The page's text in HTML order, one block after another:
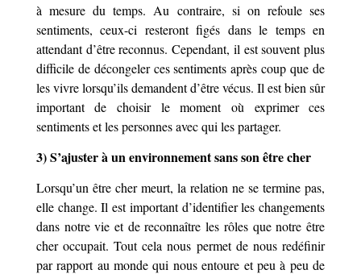
à mesure du temps. Au contraire, si on refoule ses
sentiments, ceux-ci resteront figés dans le temps en
attendant d’être reconnus. Cependant, il est souvent plus
difficile de décongeler ces sentiments après coup que de
les vivre lorsqu’ils demandent d’être vécus. Il est bien sûr
important de choisir le moment où exprimer ces
sentiments et les personnes avec qui les partager.
3) S’ajuster à un environnement sans son être cher
Lorsqu’un être cher meurt, la relation ne se termine pas,
elle change. Il est important d’identifier les changements
dans notre vie et de reconnaître les rôles que notre être
cher occupait. Tout cela nous permet de nous redéfinir
par rapport au monde qui nous entoure et peu à peu de